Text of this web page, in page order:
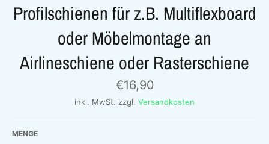
Profilschienen für z.B. Multiflexboard
oder Möbelmontage an
Airlineschiene oder Rasterschiene
Normaler
Preis
€16,90
inkl. MwSt. zzgl. Versandkosten
MENGE